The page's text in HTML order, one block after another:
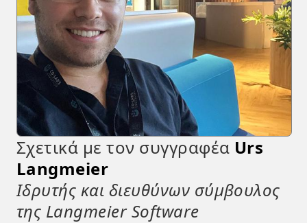
Σχετικά με τον συγγραφέα Urs
Langmeier
Ιδρυτής και διευθύνων σύμβουλος
της Langmeier Software